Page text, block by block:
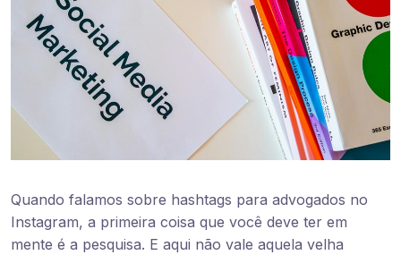
Quando falamos sobre hashtags para advogados no
Instagram, a primeira coisa que você deve ter em
mente é a pesquisa. E aqui não vale aquela velha